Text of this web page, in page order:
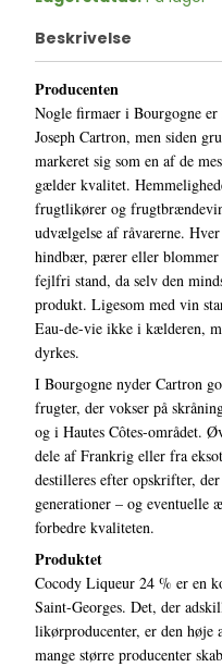
Beskrivelse
Producenten
Nogle firmaer i Bourgogne er
Joseph Cartron, men siden
markeret sig som en af de
gælder kvalitet.
frugtlikører og
udvælgelse af råvarerne.
hindbær, pærer eller
fejlfri stand, da selv den
produkt. Ligesom med vin
Eau-de-vie ikke i kælderen,
dyrkes.
I Bourgogne nyder Cartron
frugter, der vokser på
og i Hautes Côtes-området.
dele af Frankrig eller fra
destilleres efter opskrifter,
generationer – og eventuelle
forbedre kvaliteten.
Produktet
Cocody Liqueur 24 % er en
Saint-Georges. Det, der
likørproducenter, er den
mange større producenter